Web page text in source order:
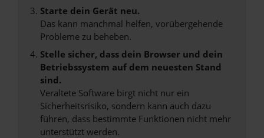
Starte dein Gerät neu.
Das kann manchmal helfen, vorübergehende
Probleme zu beheben.
Stelle sicher, dass dein Browser und dein
Betriebssystem auf dem neuesten Stand
sind.
Veraltete Software birgt nicht nur ein
Sicherheitsrisiko, sondern kann auch dazu
führen, dass bestimmte Funktionen nicht mehr
unterstützt werden.